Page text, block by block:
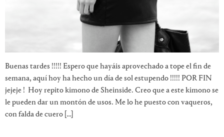
Buenas tardes !!!!! Espero que hayáis aprovechado a tope el fin de
semana, aquí hoy ha hecho un día de sol estupendo !!!!! POR FIN
jejeje ! Hoy repito kimono de Sheinside. Creo que a este kimono se
le pueden dar un montón de usos. Me lo he puesto con vaqueros,
con falda de cuero […]